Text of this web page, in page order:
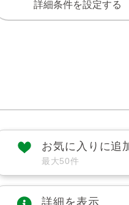
詳細条件を設定する
お気に入りに追
最大50件
詳細を表示